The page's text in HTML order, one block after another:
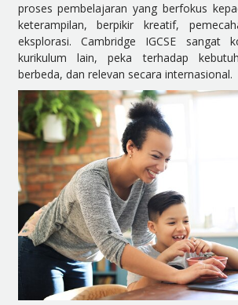
proses pembelajaran yang berfokus
keterampilan, berpikir kreatif,
eksplorasi. Cambridge IGCSE sangat
kurikulum lain, peka terhadap
berbeda, dan relevan secara internasional.